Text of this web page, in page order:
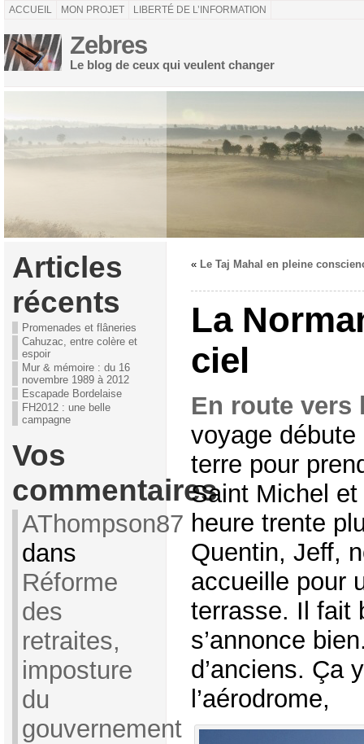
ACCUEIL MON PROJET LIBERTÉ DE L’INFORMATION
Zebres
Le blog de ceux qui veulent changer
Articles
récents
Promenades et flâneries
Cahuzac, entre colère et
espoir
Mur & mémoire : du 16
novembre 1989 à 2012
Escapade Bordelaise
FH2012 : une belle
campagne
Vos
commentaires
AThompson87
dans
Réforme
des
retraites,
imposture
du
gouvernement
« Le Taj Mahal en pleine
La
ciel
En route vers
voyage
terre pour
Saint Michel
heure trente
Quentin, Jeff,
accueille pour
terrasse. Il fait
s’annonce
d’anciens. Ça
l’aérodrome,